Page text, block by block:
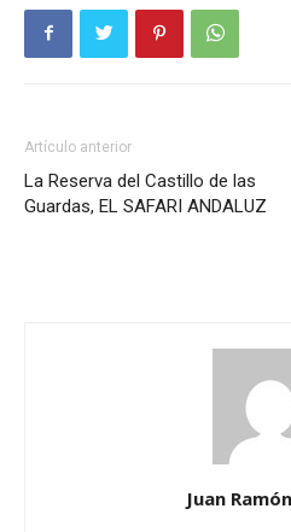
Artículo anterior
La Reserva del Castillo de las
Guardas, EL SAFARI ANDALUZ
Juan